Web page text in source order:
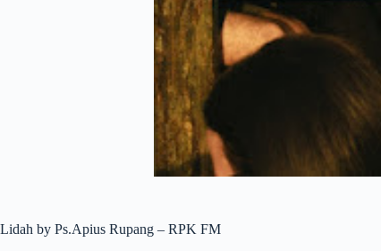
Lidah by Ps.Apius Rupang – RPK FM